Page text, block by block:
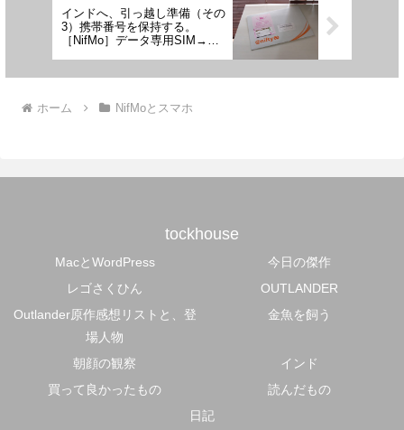
インドへ、引っ越し準備（その
3）携帯番号を保持する。
［NifMo］データ専用SIM→音
ホーム NifMoとスマホ
tockhouse
MacとWordPress
今日の傑作
レゴさくひん
OUTLANDER
Outlander原作感想リストと、登
場人物
金魚を飼う
朝顔の観察
インド
買って良かったもの
読んだもの
日記